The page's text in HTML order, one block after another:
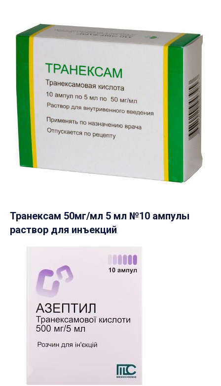
Транексам 50мг/мл 5 мл №10 ампулы
раствор для инъекций